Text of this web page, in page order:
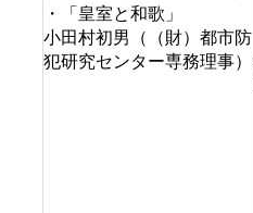
・「皇室と和歌」
小田村初男（（財）都市防
犯研究センター専務理事）